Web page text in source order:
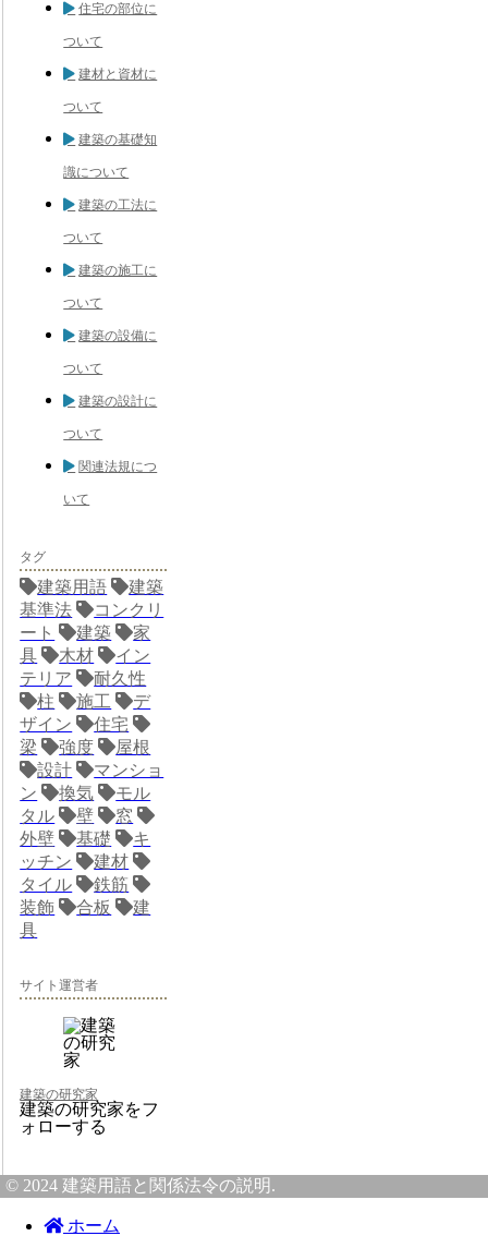
住宅の部位に
ついて
建材と資材に
ついて
建築の基礎知
識について
建築の工法に
ついて
建築の施工に
ついて
建築の設備に
ついて
建築の設計に
ついて
関連法規につ
いて
タグ
建築用語
建築
基準法
コンクリ
ート
建築
家
具
木材
イン
テリア
耐久性
柱
施工
デ
ザイン
住宅
梁
強度
屋根
設計
マンショ
ン
換気
モル
タル
壁
窓
外壁
基礎
キ
ッチン
建材
タイル
鉄筋
装飾
合板
建
具
サイト運営者
建築の研究家
建築の研究家をフ
ォローする
© 2024 建築用語と関係法令の説明.
ホーム